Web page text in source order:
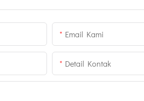
Email Kami
Detail Kontak